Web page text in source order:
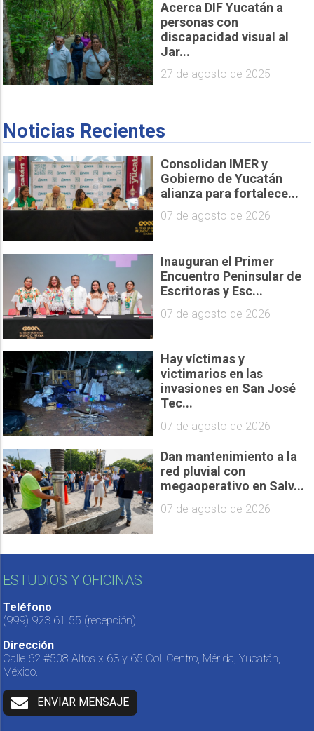
Acerca DIF Yucatán a
personas con
discapacidad visual al
Jar...
27 de agosto de 2025
Noticias Recientes
Consolidan IMER y
Gobierno de Yucatán
alianza para fortalece...
07 de agosto de 2026
Inauguran el Primer
Encuentro Peninsular de
Escritoras y Esc...
07 de agosto de 2026
Hay víctimas y
victimarios en las
invasiones en San José
Tec...
07 de agosto de 2026
Dan mantenimiento a la
red pluvial con
megaoperativo en Salv...
07 de agosto de 2026
ESTUDIOS Y OFICINAS
Teléfono
(999) 923 61 55 (recepción)
Dirección
Calle 62 #508 Altos x 63 y 65 Col. Centro, Mérida, Yucatán,
México.
ENVIAR MENSAJE